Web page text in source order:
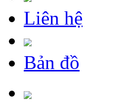
Liên hệ
Bản đồ